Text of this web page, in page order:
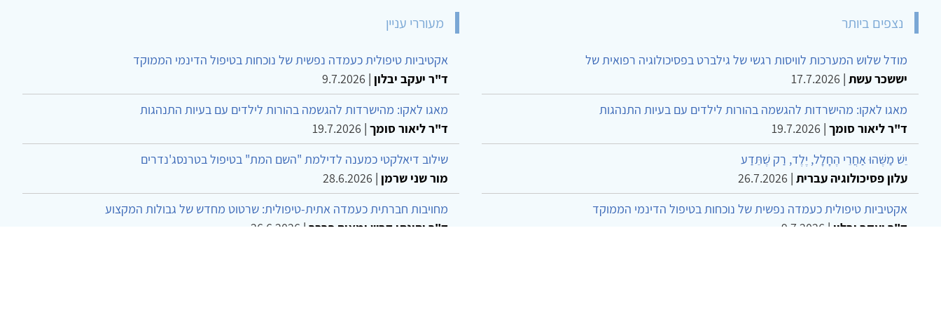
נצפים ביותר
מודל שלוש המערכות לוויסות רגשי של גילברט בפסיכולוגיה רפואית של
יששכר עשת |
17.7.2026
מאגו לאקו: מהישרדות להגשמה בהורות לילדים עם בעיות התנהגות
ד"ר ליאור סומך |
19.7.2026
יֵשׁ מַשֶּׁהוּ אַחֲרֵי הֶחָלָל, יֶלֶד, רַק שֶׁתֵּדַע
עלון פסיכולוגיה עברית |
26.7.2026
אקטיביות טיפולית כעמדה נפשית של נוכחות בטיפול הדינמי הממוקד
ד"ר יעקב יבלון |
9.7.2026
מעוררי עניין
אקטיביות טיפולית כעמדה נפשית של נוכחות בטיפול הדינמי הממוקד
ד"ר יעקב יבלון |
9.7.2026
מאגו לאקו: מהישרדות להגשמה בהורות לילדים עם בעיות התנהגות
ד"ר ליאור סומך |
19.7.2026
שילוב דיאלקטי כמענה לדילמת "השם המת" בטיפול בטרנסג'נדרים
מור שני שרמן |
28.6.2026
מחויבות חברתית כעמדה אתית-טיפולית: שרטוט מחדש של גבולות המקצוע
ד"ר יהונתן דבש ומאיה פרבר |
26.6.2026